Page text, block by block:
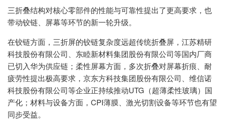
三折叠结构对核心零部件的性能与可靠性提出了更高要求，也
带动铰链、屏幕等环节的新一轮升级。
在铰链方面，三折屏的铰链复杂度远超传统折叠屏，江苏精研
科技股份有限公司、东睦新材料集团股份有限公司等国内厂商
已切入华为供应链；柔性屏幕方面，多次折叠对屏幕折痕、耐
疲劳性提出极高要求，京东方科技集团股份有限公司、维信诺
科技股份有限公司等企业正持续推动UTG（超薄柔性玻璃）国
产化；材料与设备方面，CPI薄膜、激光切割设备等环节也有望
同步受益。